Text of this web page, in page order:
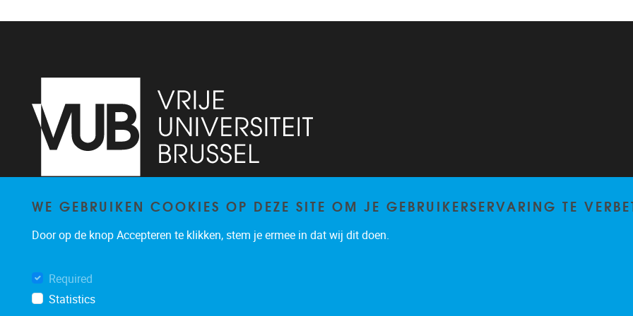
Pleinlaan 9, floor 0 1050 Brussels
brucc@vub.be
WE GEBRUIKEN COOKIES OP DEZE SITE OM JE GEBRUIKERSERVARING TE
Door op de knop Accepteren te klikken, stem je ermee in dat wij dit doen.
Required
Statistics